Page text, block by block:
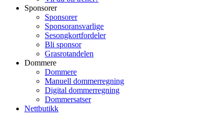
Sponsorer
Sponsorer
Sponsoransvarlige
Sesongkortfordeler
Bli sponsor
Grasrotandelen
Dommere
Dommere
Manuell dommerregning
Digital dommerregning
Dommersatser
Nettbutikk